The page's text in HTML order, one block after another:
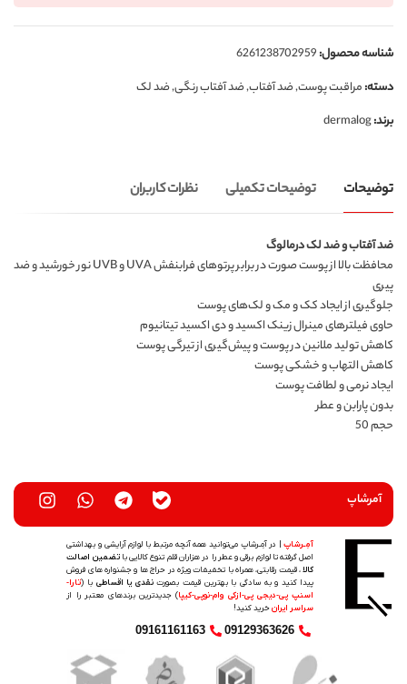
شناسه محصول:6261238702959
دسته:مراقبت پوست,ضد آفتاب,ضد آفتاب رنگی,ضد لک
برند:dermalog
توضیحات توضیحات تکمیلی نظرات کاربران
ضد آفتاب و ضد لک درمالوگ
محافظت بالا از پوست صورت در برابر پرتوهای فرابنفش UVA و UVB نور خورشید و ضد
پیری
جلوگیری از ایجاد کک و مک و لک‌های پوست
حاوی فیلترهای مینرال زینک اکسید و دی اکسید تیتانیوم
کاهش تولید ملانین در پوست و پیش‌گیری‌ از تیرگی‌ پوست
کاهش التهاب و خشکی پوست
ایجاد نرمی و لطافت پوست
بدون پارابن و عطر
حجم 50
آمرشاپ
آمِـرشاپ| در آمِـرشاپ می‌توانید همه آنچه مرتبط با لوازم آرایشی و بهداشتی
اصل گرفته تا لوازم برقی و عطر را در هزاران قلم تنوع کالایی باتضمین اصالت
کالا، قیمت رقابتی، همراه با تخفیفات ویژه در حراج ها و جشنواره های فروش
پیدا کنید و به سادگی با بهترین قیمت بصورتنقدی یا اقساطی با (تارا-
اسنپ پی-دیجی پی-ازکی وام-نوپی-کیپا) جدیدترین‌ برندهای معتبر را از
سراسر ایرانخرید کنید!
09129363626
09161161163